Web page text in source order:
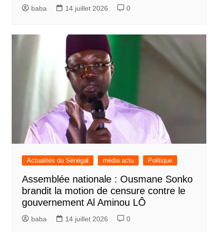
baba 14 juillet 2026 0
Actualités du Sénégal média actu Politique
Assemblée nationale : Ousmane Sonko
brandit la motion de censure contre le
gouvernement Al Aminou LÔ
baba 14 juillet 2026 0